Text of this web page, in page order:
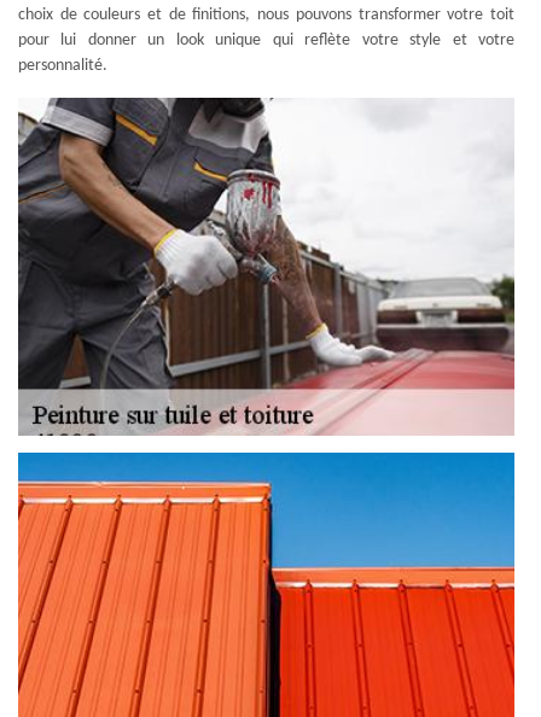
choix de couleurs et de finitions, nous pouvons transformer votre toit
pour lui donner un look unique qui reflète votre style et votre
personnalité.